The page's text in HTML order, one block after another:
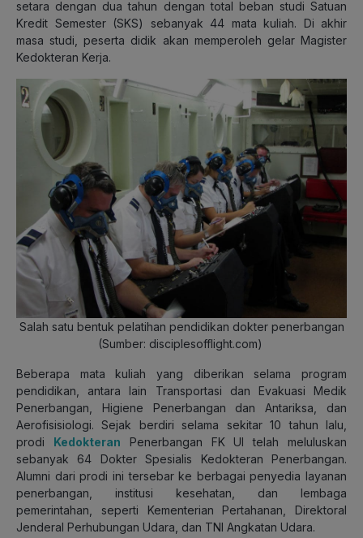
setara dengan dua tahun dengan total beban studi Satuan
Kredit Semester (SKS) sebanyak 44 mata kuliah. Di akhir
masa studi, peserta didik akan memperoleh gelar Magister
Kedokteran Kerja.
Salah satu bentuk pelatihan pendidikan dokter penerbangan
(Sumber: disciplesofflight.com)
Beberapa mata kuliah yang diberikan selama program
pendidikan, antara lain Transportasi dan Evakuasi Medik
Penerbangan, Higiene Penerbangan dan Antariksa, dan
Aerofisisiologi. Sejak berdiri selama sekitar 10 tahun lalu,
prodi Kedokteran Penerbangan FK UI telah meluluskan
sebanyak 64 Dokter Spesialis Kedokteran Penerbangan.
Alumni dari prodi ini tersebar ke berbagai penyedia layanan
penerbangan, institusi kesehatan, dan lembaga
pemerintahan, seperti Kementerian Pertahanan, Direktoral
Jenderal Perhubungan Udara, dan TNI Angkatan Udara.